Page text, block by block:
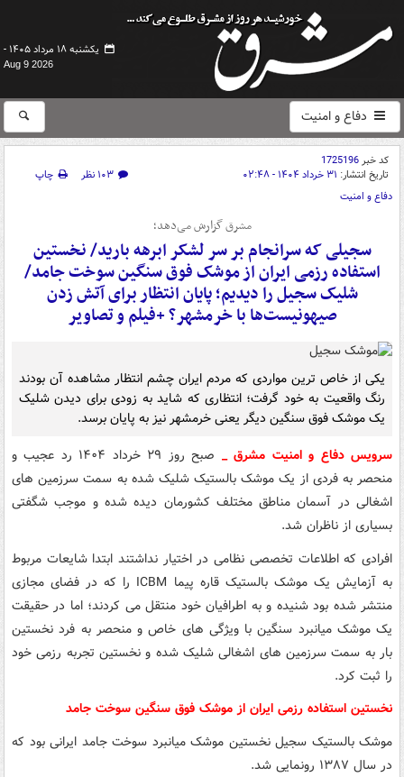
یکشنبه ۱۸ مرداد ۱۴۰۵ -
Aug 9 2026
دفاع و امنیت
کد خبر1725196
تاریخ انتشار: ۳۱ خرداد ۱۴۰۴ - ۰۲:۴۸ ۱۰۳ نظر
چاپ
دفاع و امنیت
مشرق گزارش می‌دهد؛
سجیلی که سرانجام بر سر لشکر ابرهه بارید/ نخستین
استفاده رزمی ایران از موشک فوق سنگین سوخت جامد/
شلیک سجیل را دیدیم؛ پایان انتظار برای آتش زدن
صیهونیست‌ها با خرمشهر؟ +فیلم و تصاویر
یکی از خاص ترین مواردی که مردم ایران چشم انتظار مشاهده آن بودند
رنگ واقعیت به خود گرفت؛ انتظاری که شاید به زودی برای دیدن شلیک
یک موشک فوق سنگین دیگر یعنی خرمشهر نیز به پایان برسد.
سرویس دفاع و امنیت مشرق _
صبح روز ۲۹ خرداد ۱۴۰۴ رد عجیب و
منحصر به فردی از یک موشک بالستیک شلیک شده به سمت سرزمین های
اشغالی در آسمان مناطق مختلف کشورمان دیده شده و موجب شگفتی
بسیاری از ناظران شد.
افرادی که اطلاعات تخصصی نظامی در اختیار نداشتند ابتدا شایعات مربوط
به آزمایش یک موشک بالستیک قاره پیما ICBM را که در فضای مجازی
منتشر شده بود شنیده و به اطرافیان خود منتقل می کردند؛ اما در حقیقت
یک موشک میانبرد سنگین با ویژگی های خاص و منحصر به فرد نخستین
بار به سمت سرزمین های اشغالی شلیک شده و نخستین تجربه رزمی خود
را ثبت کرد.
نخستین استفاده رزمی ایران از موشک فوق سنگین سوخت جامد
موشک بالستیک سجیل نخستین موشک میانبرد سوخت جامد ایرانی بود که
در سال ۱۳۸۷ رونمایی شد.